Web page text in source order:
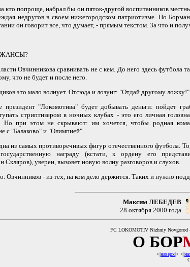
кто попроще, набрал бы он пяток-другой воспитанников
недругов в своем нижегородском патриотизме. Но
он говорит все, что думает, - прямым текстом. За что и
Овчинникова сравнивать не с кем. До него здесь футбола
что не будет и после него.
это мало волнует. Отсюда и лозунг: "Отдай другому ложку!"
"Локомотива" будет добывать деньги: пойдет
стриптизером в ночных клубах - это его личная
при этом не скрывают: им хочется, чтобы родная
с "Балаково" и "Олимпией".
из самых противоречивых фигур отечественного футбола.
награду (кстати, к ордену его
Скляров), уверен, вызовет новую волну разговоров и слухов.
Овчинников - из тех, на ком дело держится. Таких и нужно
Максим ЛЕБЕДЕВ
28 октября 2000 года
FC LOKOMOTIV Nizhniy Novgorod
О БОР
<|наверх|> <|